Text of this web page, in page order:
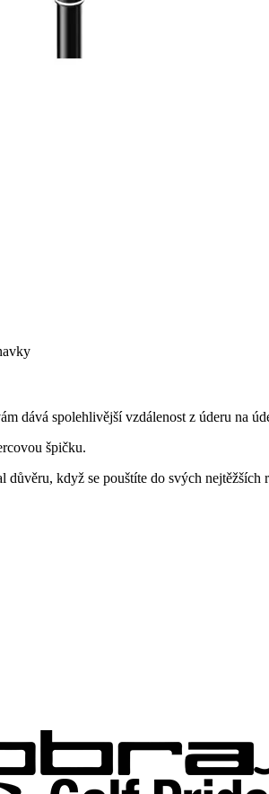
dává spolehlivější vzdálenost z úderu na
špičku.
když se pouštíte do svých nejtěžších